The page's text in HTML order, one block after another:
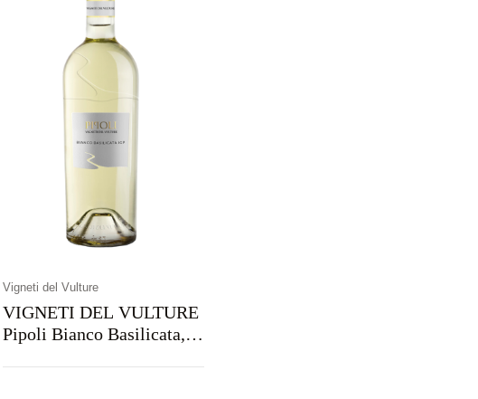
Vigneti del Vulture
VIGNETI DEL VULTURE
Pipoli Bianco Basilicata,